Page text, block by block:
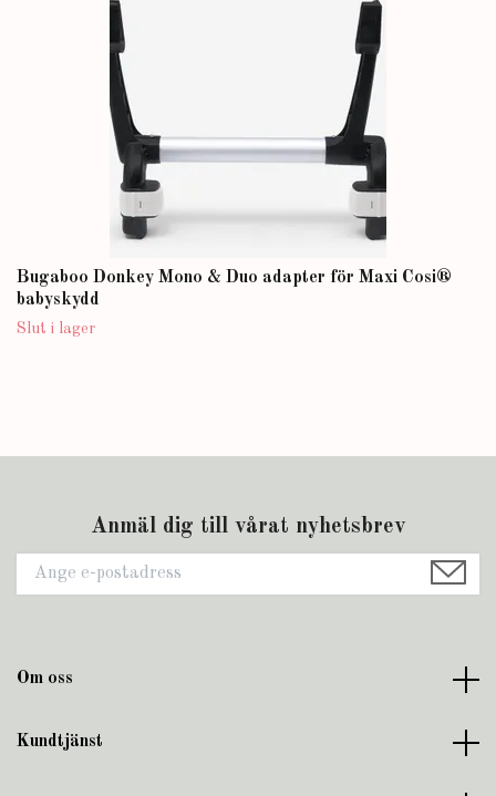
Bugaboo Donkey Mono & Duo adapter för Maxi Cosi®
babyskydd
Slut i lager
Anmäl dig till vårat nyhetsbrev
Om oss
Kundtjänst